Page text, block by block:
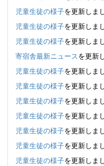
児童生徒の様子を更新しま
児童生徒の様子を更新しま
児童生徒の様子を更新しま
寄宿舎最新ニュースを更新
児童生徒の様子を更新しま
児童生徒の様子を更新しま
児童生徒の様子を更新しま
児童生徒の様子を更新しま
児童生徒の様子を更新しま
児童生徒の様子を更新しま
児童生徒の様子を更新しま